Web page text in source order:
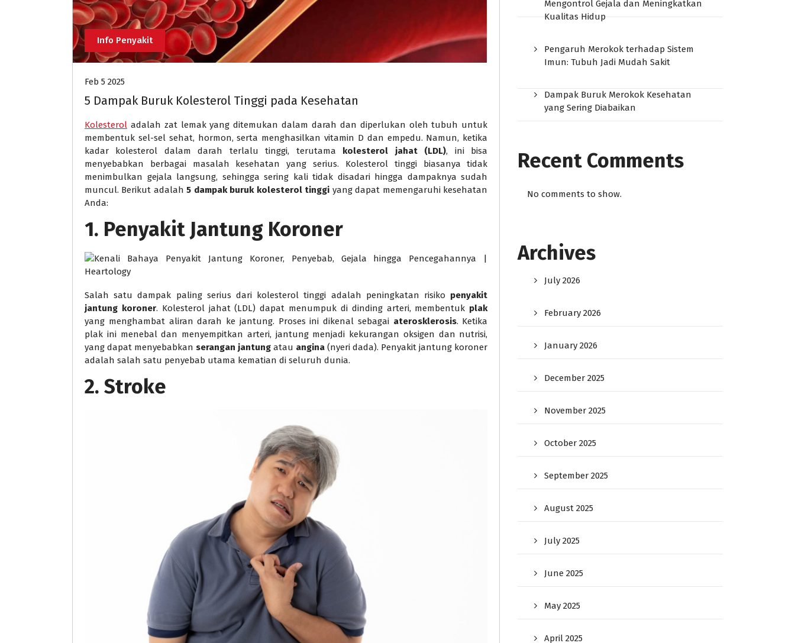
Info Penyakit
Feb 5 2025
5 Dampak Buruk Kolesterol Tinggi pada Kesehatan
Kolesterol adalah zat lemak yang ditemukan dalam darah dan diperlukan oleh tubuh untuk
membentuk sel-sel sehat, hormon, serta menghasilkan vitamin D dan empedu. Namun, ketika
kadar kolesterol dalam darah terlalu tinggi, terutama kolesterol jahat (LDL), ini bisa
menyebabkan berbagai masalah kesehatan yang serius. Kolesterol tinggi biasanya tidak
menimbulkan gejala langsung, sehingga sering kali tidak disadari hingga dampaknya sudah
muncul. Berikut adalah5 dampak buruk kolesterol tinggi yang dapat memengaruhi kesehatan
Anda:
1. Penyakit Jantung Koroner
Salah satu dampak paling serius dari kolesterol tinggi adalah peningkatan risiko penyakit
jantung koroner. Kolesterol jahat (LDL) dapat menumpuk di dinding arteri, membentuk plak
yang menghambat aliran darah ke jantung. Proses ini dikenal sebagai aterosklerosis. Ketika
plak ini menebal dan menyempitkan arteri, jantung menjadi kekurangan oksigen dan nutrisi,
yang dapat menyebabkanserangan jantung atau angina (nyeri dada). Penyakit jantung koroner
adalah salah satu penyebab utama kematian di seluruh dunia.
2. Stroke
Mengontrol Gejala dan Meningkatkan
Kualitas Hidup
Pengaruh Merokok terhadap Sistem
Imun: Tubuh Jadi Mudah Sakit
Dampak Buruk Merokok Kesehatan
yang Sering Diabaikan
Recent Comments
No comments to show.
Archives
July 2026
February 2026
January 2026
December 2025
November 2025
October 2025
September 2025
August 2025
July 2025
June 2025
May 2025
April 2025